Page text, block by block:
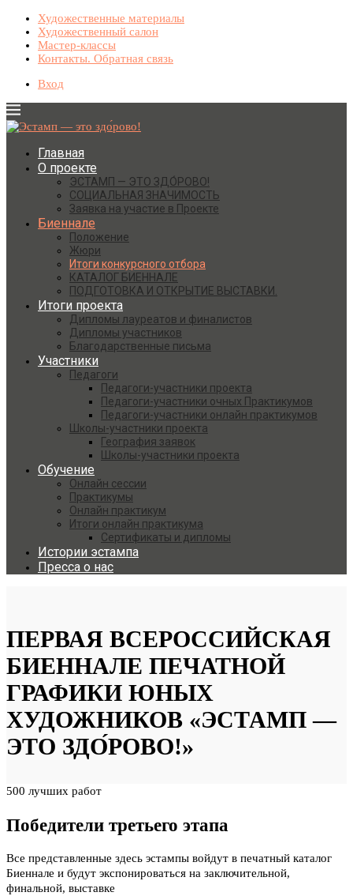
Художественные материалы
Художественный салон
Мастер-классы
Контакты. Обратная связь
Вход
Главная
О проекте
ЭСТАМП — ЭТО ЗДО́РОВО!
СОЦИАЛЬНАЯ ЗНАЧИМОСТЬ
Заявка на участие в Проекте
Биеннале
Положение
Жюри
Итоги конкурсного отбора
КАТАЛОГ БИЕННАЛЕ
ПОДГОТОВКА И ОТКРЫТИЕ ВЫСТАВКИ.
Итоги проекта
Дипломы лауреатов и финалистов
Дипломы участников
Благодарственные письма
Участники
Педагоги
Педагоги-участники проекта
Педагоги-участники очных Практикумов
Педагоги-участники онлайн практикумов
Школы-участники проекта
География заявок
Школы-участники проекта
Обучение
Онлайн сессии
Практикумы
Онлайн практикум
Итоги онлайн практикума
Сертификаты и дипломы
Истории эстампа
Пресса о нас
ПЕРВАЯ ВСЕРОССИЙСКАЯ
БИЕННАЛЕ ПЕЧАТНОЙ
ГРАФИКИ ЮНЫХ
ХУДОЖНИКОВ «ЭСТАМП —
ЭТО ЗДО́РОВО!»
500 лучших работ
Победители третьего этапа
Все представленные здесь эстампы войдут в печатный каталог
Биеннале и будут экспонироваться на заключительной,
финальной, выставке